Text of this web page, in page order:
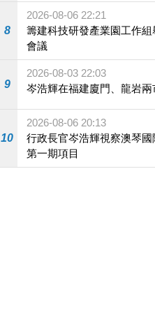
8
2026-08-06 22:21
籌建科技研發產業園工作
會議
9
2026-08-03 22:03
岑浩輝在福建廈門、龍岩
10
2026-08-06 20:13
行政長官岑浩輝視察澳琴
第一期項目